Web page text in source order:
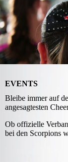
EVENTS
Bleibe immer auf
angesagtesten
Ob offizielle
bei den Scorpions